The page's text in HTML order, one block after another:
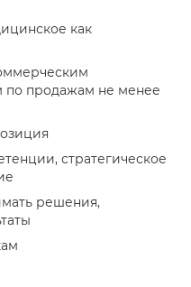
как
продажам не менее
стратегическое
решения,